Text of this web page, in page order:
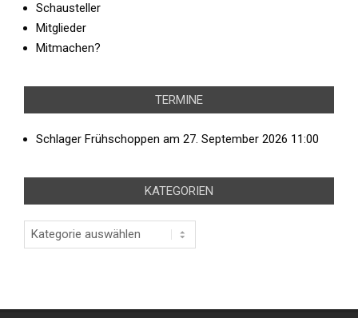
Schausteller
Mitglieder
Mitmachen?
TERMINE
Schlager Frühschoppen am 27. September 2026 11:00
KATEGORIEN
Kategorien